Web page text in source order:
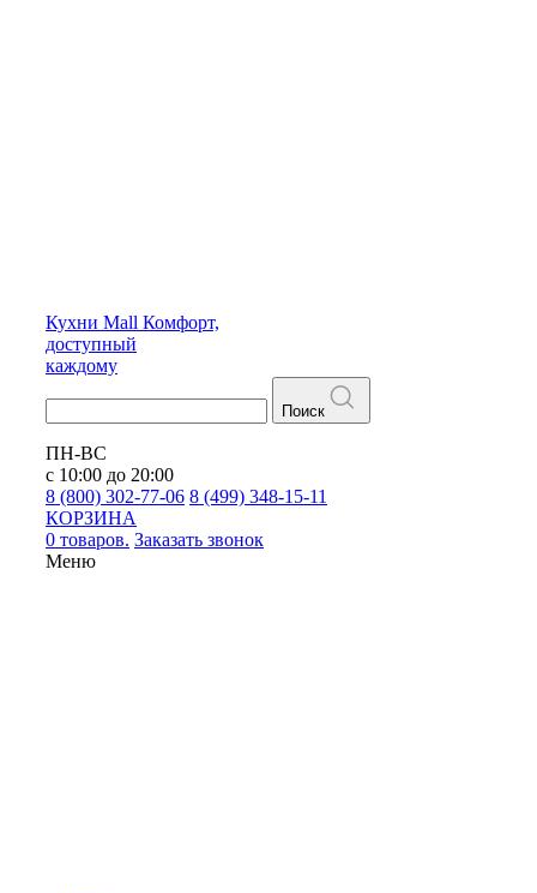
Кухни Mall Комфорт,
доступный
каждому
Поиск
ПН-ВС
с 10:00 до 20:00
8 (800) 302-77-06 8 (499) 348-15-11
КОРЗИНА
0 товаров. Заказать звонок
Меню